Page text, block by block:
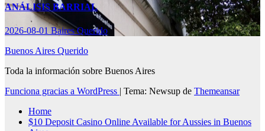
ANÁLISIS BARRIAL
2026-08-01Baires Querido
Buenos Aires Querido
Toda la información sobre Buenos Aires
Funciona gracias a WordPress | Tema: Newsup de Themeansar
Home
$10 Deposit Casino Online Available for Aussies in Buenos